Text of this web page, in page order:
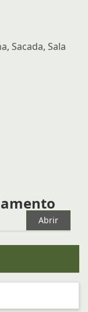
Sacada, Sala
Abrir